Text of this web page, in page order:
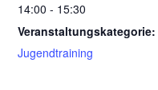
14:00 - 15:30
Veranstaltungskategorie:
Jugendtraining